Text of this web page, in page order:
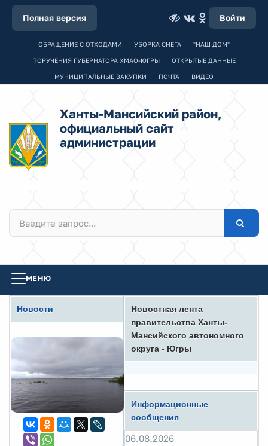
Полная версия Войти
ОБРАЩЕНИЕ С ОТХОДАМИ УБОРКА СНЕГА "НАШ ДОМ"
ПОРУЧЕНИЯ ГУБЕРНАТОРА ХМАО-ЮГРЫ ОТКРЫТЫЕ ДАННЫЕ
МУНИЦИПАЛЬНЫЕ ЗАКУПКИ ПОЧТА ВИДЕО
Ханты-Мансийский район,
официальный сайт
администрации
МЕНЮ
Новости
Новостная лента
правительства Ханты-
Мансийского автономного
округа - Югры
Информационные
сообщения
06.08.2026